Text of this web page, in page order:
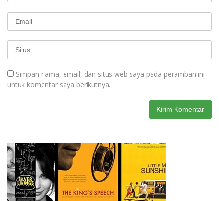
Simpan nama, email, dan situs web saya pada peramban ini
untuk komentar saya berikutnya.